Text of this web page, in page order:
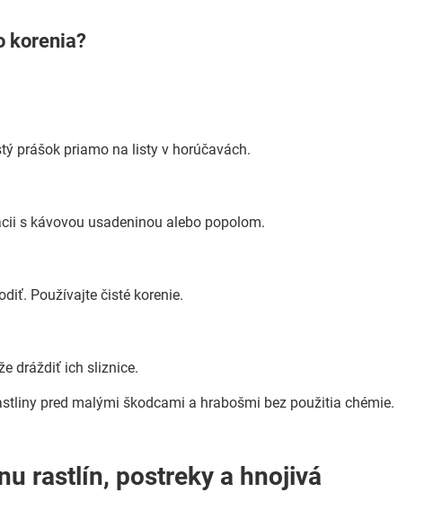
korenia?
prášok priamo na listy v horúčavách.
s kávovou usadeninou alebo popolom.
Používajte čisté korenie.
dráždiť ich sliznice.
pred malými škodcami a hrabošmi bez použitia chémie.
rastlín, postreky a hnojivá